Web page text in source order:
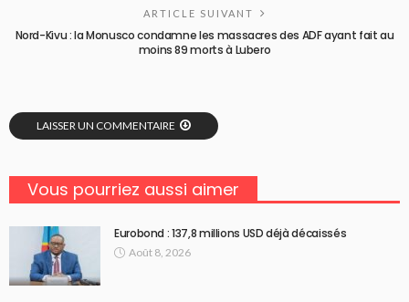
ARTICLE SUIVANT
Nord-Kivu : la Monusco condamne les massacres des ADF ayant fait au
moins 89 morts à Lubero
LAISSER UN COMMENTAIRE
Vous pourriez aussi aimer
Eurobond : 137,8 millions USD déjà décaissés
Août 8, 2026